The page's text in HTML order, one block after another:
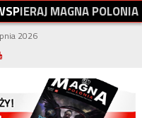
SPIERAJMAGNAPOLONIA
2026